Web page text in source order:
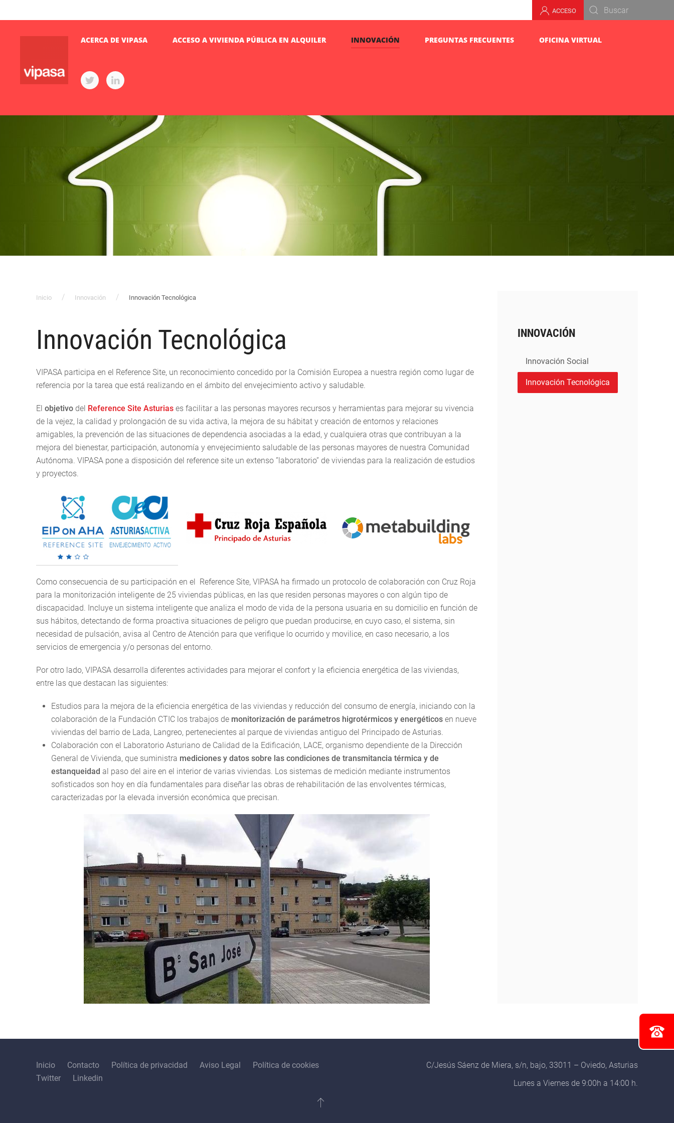
ACCESO
ACERCA DE VIPASA ACCESO A VIVIENDA PÚBLICA EN ALQUILER INNOVACIÓN PREGUNTAS FRECUENTES OFICINA VIRTUAL
Inicio Innovación Innovación Tecnológica
Innovación Tecnológica
VIPASA participa en el Reference Site, un reconocimiento concedido por la Comisión Europea a nuestra región como lugar de
referencia por la tarea que está realizando en el ámbito del envejecimiento activo y saludable.
El objetivo del Reference Site Asturias es facilitar a las personas mayores recursos y herramientas para mejorar su vivencia
de la vejez, la calidad y prolongación de su vida activa, la mejora de su hábitat y creación de entornos y relaciones
amigables, la prevención de las situaciones de dependencia asociadas a la edad, y cualquiera otras que contribuyan a la
mejora del bienestar, participación, autonomía y envejecimiento saludable de las personas mayores de nuestra Comunidad
Autónoma. VIPASA pone a disposición del reference site un extenso ”laboratorio” de viviendas para la realización de estudios
y proyectos.
Como consecuencia de su participación en el Reference Site, VIPASA ha firmado un protocolo de colaboración con Cruz Roja
para la monitorización inteligente de 25 viviendas públicas, en las que residen personas mayores o con algún tipo de
discapacidad. Incluye un sistema inteligente que analiza el modo de vida de la persona usuaria en su domicilio en función de
sus hábitos, detectando de forma proactiva situaciones de peligro que puedan producirse, en cuyo caso, el sistema, sin
necesidad de pulsación, avisa al Centro de Atención para que verifique lo ocurrido y movilice, en caso necesario, a los
servicios de emergencia y/o personas del entorno.
Por otro lado, VIPASA desarrolla diferentes actividades para mejorar el confort y la eficiencia energética de las viviendas,
entre las que destacan las siguientes:
Estudios para la mejora de la eficiencia energética de las viviendas y reducción del consumo de energía, iniciando con la
colaboración de la Fundación CTIC los trabajos de monitorización de parámetros higrotérmicos y energéticos en nueve
viviendas del barrio de Lada, Langreo, pertenecientes al parque de viviendas antiguo del Principado de Asturias.
Colaboración con el Laboratorio Asturiano de Calidad de la Edificación, LACE, organismo dependiente de la Dirección
General de Vivienda, que suministra mediciones y datos sobre las condiciones de transmitancia térmica y de
estanqueidad al paso del aire en el interior de varias viviendas. Los sistemas de medición mediante instrumentos
sofisticados son hoy en día fundamentales para diseñar las obras de rehabilitación de las envolventes térmicas,
caracterizadas por la elevada inversión económica que precisan.
INNOVACIÓN
Innovación Social
Innovación Tecnológica
Inicio Contacto Política de privacidad Aviso Legal
Política de cookies
Twitter
Linkedin
C/Jesús Sáenz de Miera, s/n, bajo, 33011 – Oviedo, Asturias
Lunes a Viernes de 9:00h a 14:00 h.